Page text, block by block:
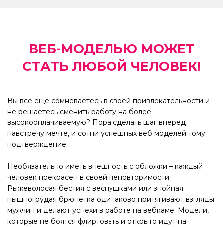
ВЕБ-МОДЕЛЬЮ МОЖЕТ
СТАТЬ ЛЮБОЙ ЧЕЛОВЕК!
Вы все еще сомневаетесь в своей привлекательности и
не решаетесь сменить работу на более
высокооплачиваемую? Пора сделать шаг вперед
навстречу мечте, и сотни успешных веб моделей тому
подтверждение.
Необязательно иметь внешность с обложки – каждый
человек прекрасен в своей неповторимости.
Рыжеволосая бестия с веснушками или знойная
пышногрудая брюнетка одинаково притягивают взгляды
мужчин и делают успехи в работе на вебкаме. Модели,
которые не боятся флиртовать и открыто идут на